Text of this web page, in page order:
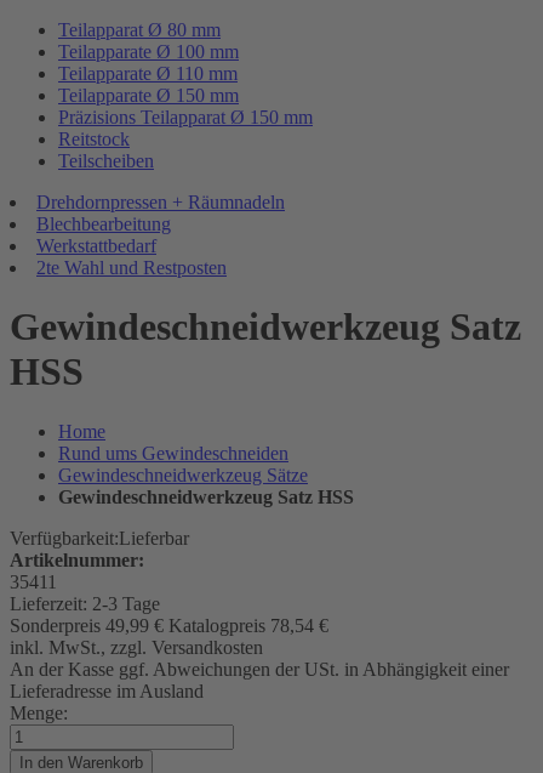
Teilapparat Ø 80 mm
Teilapparate Ø 100 mm
Teilapparate Ø 110 mm
Teilapparate Ø 150 mm
Präzisions Teilapparat Ø 150 mm
Reitstock
Teilscheiben
Drehdornpressen + Räumnadeln
Blechbearbeitung
Werkstattbedarf
2te Wahl und Restposten
Gewindeschneidwerkzeug Satz
HSS
Home
Rund ums Gewindeschneiden
Gewindeschneidwerkzeug Sätze
Gewindeschneidwerkzeug Satz HSS
Verfügbarkeit:Lieferbar
Artikelnummer:
35411
Lieferzeit: 2-3 Tage
Sonderpreis 49,99 € Katalogpreis 78,54 €
inkl. MwSt., zzgl. Versandkosten
An der Kasse ggf. Abweichungen der USt. in Abhängigkeit einer
Lieferadresse im Ausland
Menge:
In den Warenkorb